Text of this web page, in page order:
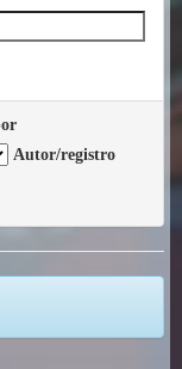
Autor/registro